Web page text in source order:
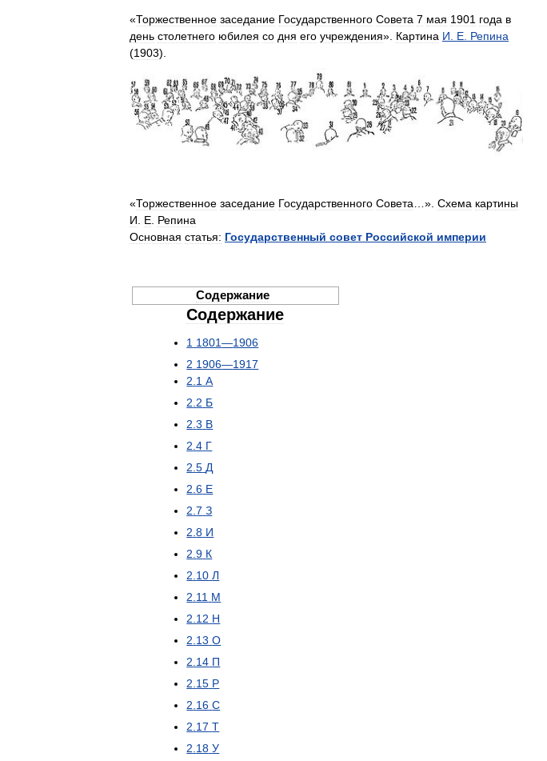
«Торжественное заседание Государственного Совета 7 мая 1901 года в
день столетнего юбилея со дня его учреждения». Картина И. Е. Репина
(1903).
«Торжественное заседание Государственного Совета …». Схема картины
И
Е Репина
Основная статья: Государственный совет Российской империи
Содержание
Содержание
1 1801—1906
2 1906—1917
2 1 А
2 2 Б
2 .3 В
2 .4 Г
2 .5 Д
2 .6 Е
2 .7 З
2 .8 И
2 .9 К
2 10 Л
2 11 М
2 12 Н
2 13 О
2 14 П
2 15 Р
2 16 С
2 17 Т
2 18 У